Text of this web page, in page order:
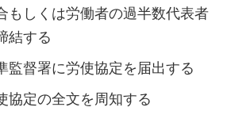
もしくは労働者の過半数代表者
結する
監督署に労使協定を届出する
協定の全文を周知する